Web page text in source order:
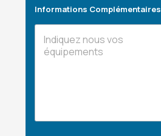
Informations Complémentaires